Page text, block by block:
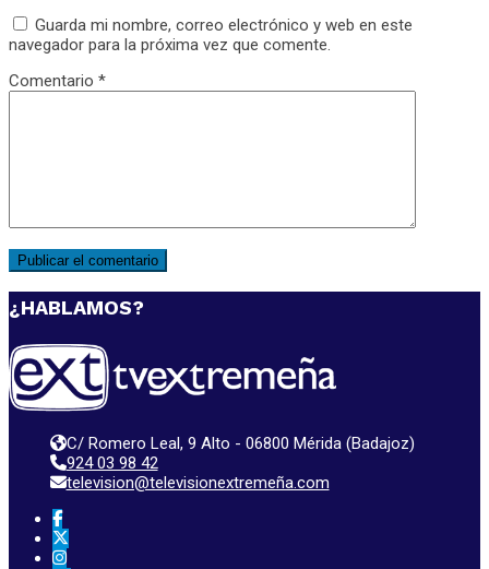
Guarda mi nombre, correo electrónico y web en este
navegador para la próxima vez que comente.
Comentario *
¿HABLAMOS?
C/ Romero Leal, 9 Alto - 06800 Mérida (Badajoz)
924 03 98 42
television@televisionextremeña.com